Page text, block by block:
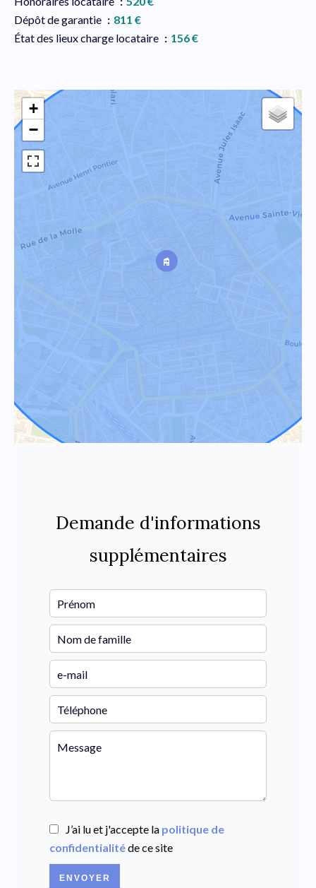
Dépôt de garantie
811 €
État des lieux charge locataire
156 €
+
−
Demande d'informations
supplémentaires
J’ai lu et j'accepte la politique de
confidentialitéde ce site
ENVOYER